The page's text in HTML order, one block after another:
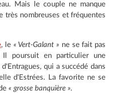
Mais le couple ne manque
très nombreuses et fréquentes
, le « Vert-Galant » ne se fait pas
poursuit en particulier une
qui a succédé dans
d'Estrées. La favorite ne se
« grosse banquière ».